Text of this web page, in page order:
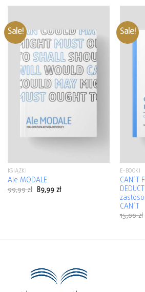
Sale!
KSIĄŻKI
Ale MODALE
99,99zł 89,99zł
Sale!
E-BOOKI
CAN’T
CAN’T
15,00zł